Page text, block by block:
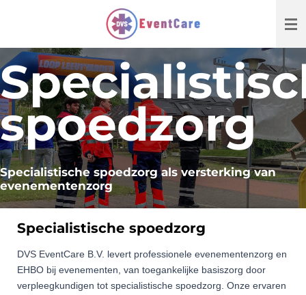
de
hoofdinhoud
spoedzorg
Specialistische spoedzorg als versterking van
evenementenzorg
Specialistische spoedzorg
DVS EventCare B.V. levert professionele evenementenzorg en
EHBO bij evenementen, van toegankelijke basiszorg door
verpleegkundigen tot specialistische spoedzorg. Onze ervaren